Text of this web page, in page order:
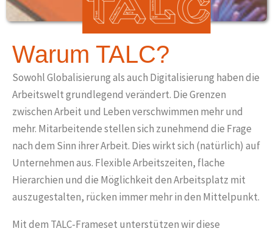
Warum TALC?
Sowohl Globalisierung als auch Digitalisierung haben die
Arbeitswelt grundlegend verändert. Die Grenzen
zwischen Arbeit und Leben verschwimmen mehr und
mehr. Mitarbeitende stellen sich zunehmend die Frage
nach dem Sinn ihrer Arbeit. Dies wirkt sich (natürlich) auf
Unternehmen aus. Flexible Arbeitszeiten, flache
Hierarchien und die Möglichkeit den Arbeitsplatz mit
auszugestalten, rücken immer mehr in den Mittelpunkt.
Mit dem TALC-Frameset unterstützen wir diese